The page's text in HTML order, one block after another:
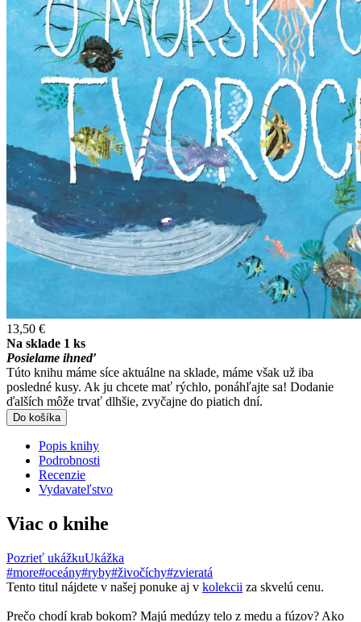
13,50 €
Na sklade 1 ks
Posielame ihneď
Túto knihu máme síce aktuálne na sklade, máme však už iba
posledné kusy. Ak ju chcete mať rýchlo, ponáhľajte sa! Dodanie
ďalších môže trvať dlhšie, zvyčajne do piatich dní.
Do košíka
Popis knihy
Podrobnosti
Recenzie
Vydavateľstvo
Viac o knihe
Pozrieť ukážkuUkážka
#more#oceány#ryby#živočíchy#zvieratá
Tento titul nájdete v našej ponuke aj v kolekcii za skvelú cenu.
Prečo chodí krab bokom? Majú medúzy telo z medu a fúzov? Ako